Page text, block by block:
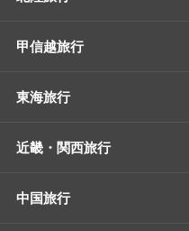
甲信越旅行
東海旅行
近畿・関西旅行
中国旅行